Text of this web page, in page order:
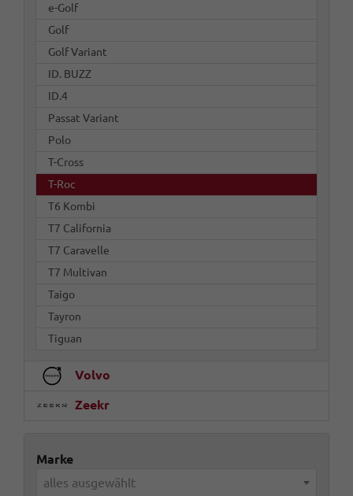
e-Golf
Golf
Golf Variant
ID. BUZZ
ID.4
Passat Variant
Polo
T-Cross
T-Roc
T6 Kombi
T7 California
T7 Caravelle
T7 Multivan
Taigo
Tayron
Tiguan
Volvo
Zeekr
Marke
alles ausgewählt